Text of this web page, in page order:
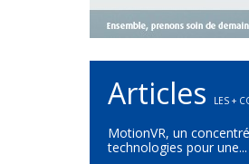
Articles LES +
MotionVR, un
technologies pour une...